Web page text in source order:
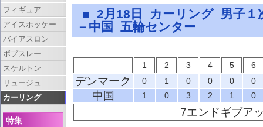
■ 2月18日 カーリング 男子１
－中国 五輪センター
1 2 3 4 5 6
デンマーク 0 1 0 0 0 0
中国 1 0 3 2 1 0
7エンドギブア
フィギュア
アイスホッケー
バイアスロン
ボブスレー
スケルトン
リュージュ
カーリング
特集